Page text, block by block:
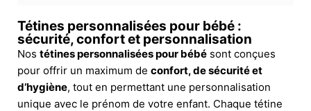
Tétines personnalisées pour bébé :
sécurité, confort et personnalisation
Nos tétines personnalisées pour bébé sont conçues
pour offrir un maximum de confort, de sécurité et
d’hygiène, tout en permettant une personnalisation
unique avec le prénom de votre enfant. Chaque tétine